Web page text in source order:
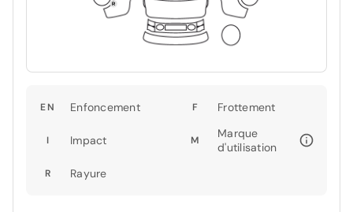
EN Enfoncement F Frottement
I Impact M
Marque
d'utilisation
R Rayure